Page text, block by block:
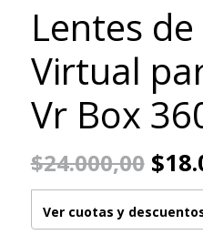
Lentes
Virtual
Vr Box
$24.000,00
Ver cuotas y